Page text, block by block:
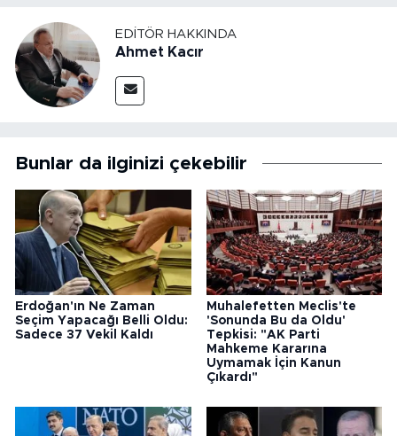
EDITÖR HAKKINDA
Ahmet Kacır
Bunlar da ilginizi çekebilir
Erdoğan'ın Ne Zaman
Seçim Yapacağı Belli Oldu:
Sadece 37 Vekil Kaldı
Muhalefetten Meclis'te
'Sonunda Bu da Oldu'
Tepkisi: "AK Parti
Mahkeme Kararına
Uymamak İçin Kanun
Çıkardı"